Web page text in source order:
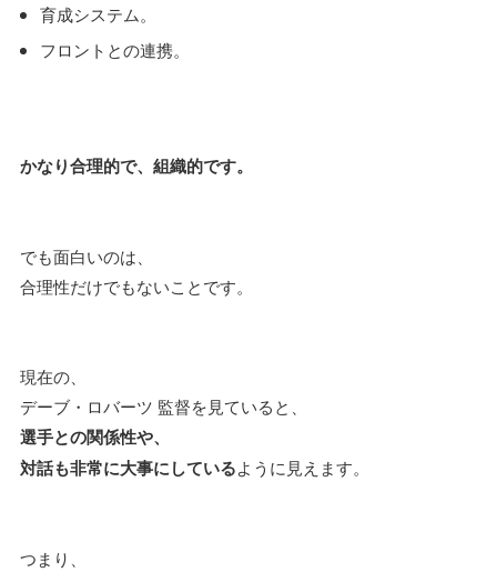
育成システム。
フロントとの連携。
かなり合理的で、組織的です。
でも面白いのは、
合理性だけでもないことです。
現在の、
デーブ・ロバーツ 監督を見ていると、
選手との関係性や、
対話も非常に大事にしているように見えます。
つまり、